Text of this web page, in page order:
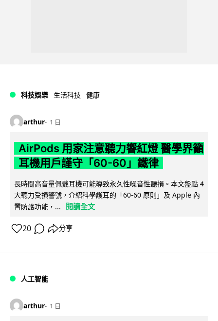
科技娛樂 生活科技 健康
arthur 1 日
AirPods 用家注意聽力響紅燈 醫學界籲
耳機用戶謹守「60-60」鐵律
長時間高音量佩戴耳機可能導致永久性噪音性聽損。本文盤點 4
大聽力受損警號，介紹科學護耳的「60-60 原則」及 Apple 內
置防護功能，...
閱讀全文
20 分享
人工智能
arthur 1 日